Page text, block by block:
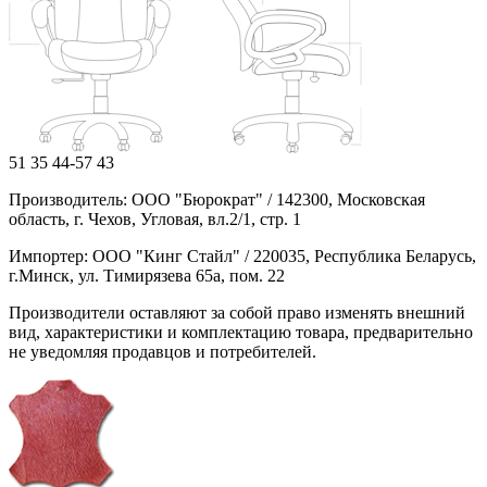
51 35 44-57 43
Производитель: ООО "Бюрократ" / 142300, Московская
область, г. Чехов, Угловая, вл.2/1, стр. 1
Импортер: ООО "Кинг Стайл" / 220035, Республика Беларусь,
г.Минск, ул. Тимирязева 65а, пом. 22
Производители оставляют за собой право изменять внешний
вид, характеристики и комплектацию товара, предварительно
не уведомляя продавцов и потребителей.